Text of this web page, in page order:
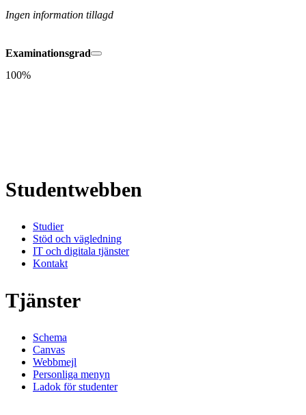
Ingen information tillagd
Examinationsgrad
100%
Studentwebben
Studier
Stöd och vägledning
IT och digitala tjänster
Kontakt
Tjänster
Schema
Canvas
Webbmejl
Personliga menyn
Ladok för studenter